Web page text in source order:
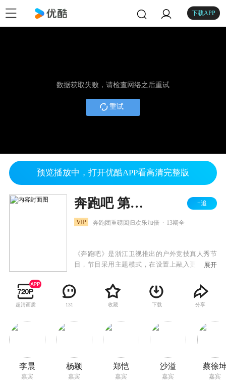
下载APP
数据获取失败，请检查网络之后重试
重试
预览播放中，打开优酷APP看高清完整版
奔跑吧 第五季 +追
VIP 奔跑团重磅回归欢乐加倍 13期全
《奔跑吧》是浙江卫视推出的户外竞技真人秀节
目，节目采用主题模式，在设置上融入更具有时
行比赛，最后获胜一方获得称号或奖品。《奔跑
吧》第五季重磅回归，由李晨、Angelababy、郑
恺、沙溢、蔡徐坤、黄旭熙、宋雨绮担任固定主
展开
超清画质 131 收藏 下载 分享
李晨
嘉宾
杨颖
嘉宾
郑恺
嘉宾
沙溢
嘉宾
蔡徐
嘉宾